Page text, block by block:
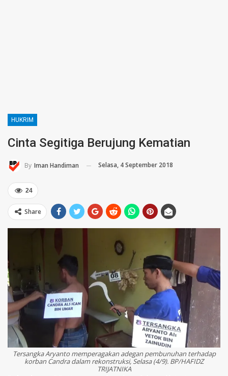
HUKRIM
Cinta Segitiga Berujung Kematian
By Iman Handiman Selasa, 4 September 2018
24
Share
Tersangka Aryanto memperagakan adegan pembunuhan terhadap
korban Candra dalam rekonstruksi, Selasa (4/9). BP/HAFIDZ
TRIJATNIKA